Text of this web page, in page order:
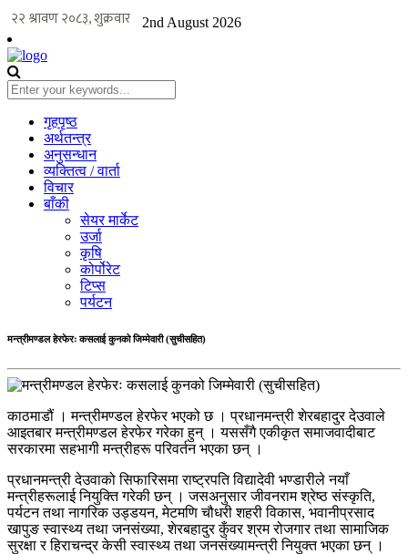
2nd August 2026
गृहपृष्ठ
अर्थतन्त्र
अनुसन्धान
व्यक्तित्व / वार्ता
विचार
बाँकी
सेयर मार्केट
उर्जा
कृषि
कोर्पोरेट
टिप्स
पर्यटन
मन्त्रीमण्डल हेरफेरः कसलाई कुनको जिम्मेवारी (सुचीसहित)
काठमाडौं । मन्त्रीमण्डल हेरफेर भएको छ । प्रधानमन्त्री शेरबहादुर देउवाले
आइतबार मन्त्रीमण्डल हेरफेर गरेका हुन् । यससँगै एकीकृत समाजवादीबाट
सरकारमा सहभागी मन्त्रीहरू परिवर्तन भएका छन् ।
प्रधानमन्त्री देउवाको सिफारिसमा राष्ट्रपति विद्यादेवी भण्डारीले नयाँ
मन्त्रीहरूलाई नियुक्ति गरेकी छन् । जसअनुसार जीवनराम श्रेष्ठ संस्कृति,
पर्यटन तथा नागरिक उड्डयन, मेटमणि चौधरी शहरी विकास, भवानीप्रसाद
खापुङ स्वास्थ्य तथा जनसंख्या, शेरबहादुर कुँवर श्रम रोजगार तथा सामाजिक
सुरक्षा र हिराचन्द्र केसी स्वास्थ्य तथा जनसंख्यामन्त्री नियुक्त भएका छन् ।